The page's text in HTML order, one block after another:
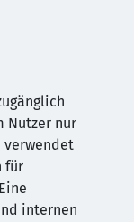
Nutzer nur
verwendet
für
internen